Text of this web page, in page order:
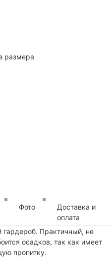
размера
Фото
Доставка и
оплата
гардероб. Практичный, не
осадков, так как имеет
пропитку.